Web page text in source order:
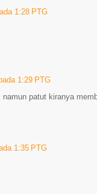
1:28 PTG
1:29 PTG
patut kiranya
1:35 PTG